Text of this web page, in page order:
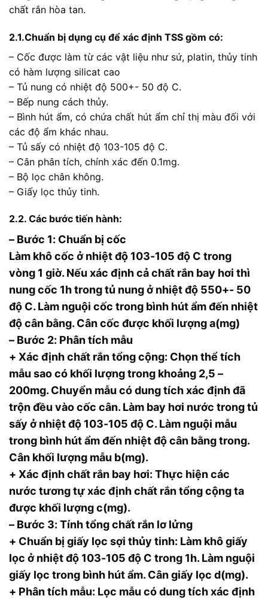
chất rắn hòa tan.
2.1.Chuẩn bị dụng cụ để xác định TSS gồm có:
– Cốc được làm từ các vật liệu như sứ, platin, thủy tinh
có hàm lượng silicat cao
– Tủ nung có nhiệt độ 500+- 50 độ C.
– Bếp nung cách thủy.
– Bình hút ẩm, có chứa chất hút ẩm chỉ thị màu đối với
các độ ẩm khác nhau.
– Tủ sấy có nhiệt độ 103-105 độ C.
– Cân phân tích, chính xác đến 0.1mg.
– Bộ lọc chân không.
– Giấy lọc thủy tinh.
2.2. Các bước tiến hành:
– Bước 1: Chuẩn bị cốc
Làm khô cốc ở nhiệt độ 103-105 độ C trong
vòng 1 giờ. Nếu xác định cả chất rắn bay hơi thì
nung cốc 1h trong tủ nung ở nhiệt độ 550+- 50
độ C. Làm nguội cốc trong bình hút ẩm đến nhiệt
độ cân bằng. Cân cốc được khối lượng a(mg)
– Bước 2: Phân tích mẫu
+ Xác định chất rắn tổng cộng: Chọn thể tích
mẫu sao có khối lượng trong khoảng 2,5 –
200mg. Chuyển mẫu có dung tích xác định đã
trộn đều vào cốc cân. Làm bay hơi nước trong tủ
sấy ở nhiệt độ 103-105 độ C. Làm nguội mẫu
trong bình hút ẩm đến nhiệt độ cân bằng trong.
Cân khối lượng mẫu b(mg).
+ Xác định chất rắn bay hơi: Thực hiện các
nước tương tự xác định chất rắn tổng cộng ta
được khối lượng c(mg).
– Bước 3: Tính tổng chất rắn lơ lửng
+ Chuẩn bị giấy lọc sợi thủy tinh: Làm khô giấy
lọc ở nhiệt độ 103-105 độ C trong 1h. Làm nguội
giấy lọc trong bình hút ẩm. Cân giấy lọc d(mg).
+ Phân tích mẫu: Lọc mẫu có dung tích xác định